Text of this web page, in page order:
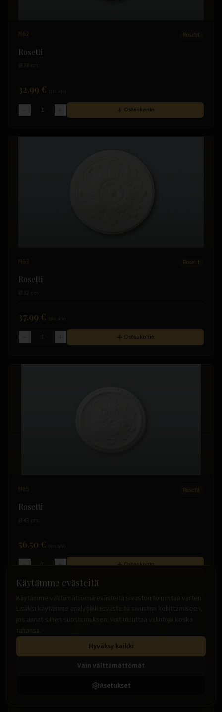
M62 Rosetit
Rosetti
Ø 28 cm
32.99 €
Ostoskoriin
M63 Rosetit
Rosetti
Ø 32 cm
37.99 €
Ostoskoriin
M65 Rosetit
Rosetti
Ø 43 cm
56.50 €
Ostoskoriin
Käytämme evästeitä
Käytämme välttämättömiä evästeitä sivuston toimintaa varten.
Lisäksi käytämme analytiikkaevästeitä sivuston kehittämiseen,
jos annat siihen suostumuksen. Voit muuttaa valintoja koska
tahansa.
Hyväksy kaikki
Vain välttämättömät
Asetukset